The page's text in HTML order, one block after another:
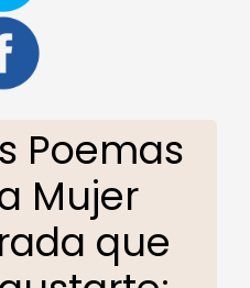
Poemas
Mujer
que